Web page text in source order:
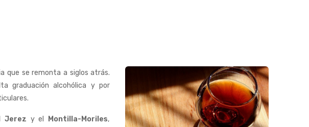
que se remonta a siglos atrás.
graduación alcohólica y por
Jerez y el Montilla-Moriles,